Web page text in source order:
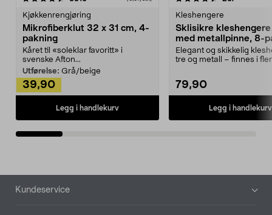
Kjøkkenrengjøring
Mikrofiberklut 32 x 31 cm, 4-
pakning
Kåret til «soleklar favoritt» i
svenske Afton...
Utførelse: Grå/beige
39,90
Legg i handlekurv
Kleshengere
Sklisikre
med metallpinne, 8-
Elegant og skikkelig
tre og metall – finnes i
79,90
Legg i handlekurv
Bunntekst
Kundeservice